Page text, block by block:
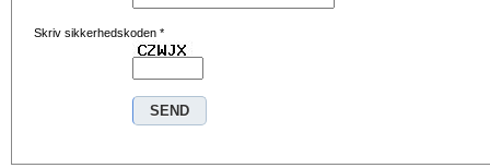
Skriv sikkerhedskoden *